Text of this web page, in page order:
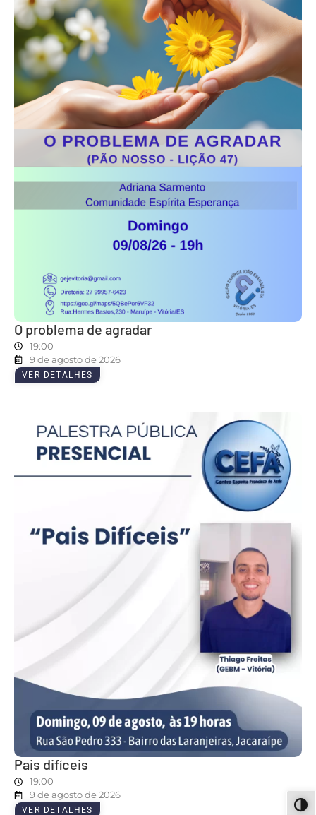
O problema de agradar
19:00
9 de agosto de 2026
VER DETALHES
Pais difíceis
19:00
9 de agosto de 2026
VER DETALHES